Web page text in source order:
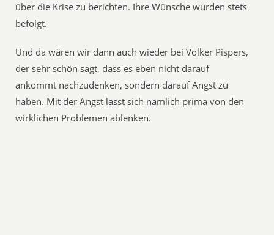
über die Krise zu berichten. Ihre Wünsche wurden stets
befolgt.
Und da wären wir dann auch wieder bei Volker Pispers,
der sehr schön sagt, dass es eben nicht darauf
ankommt nachzudenken, sondern darauf Angst zu
haben. Mit der Angst lässt sich nämlich prima von den
wirklichen Problemen ablenken.